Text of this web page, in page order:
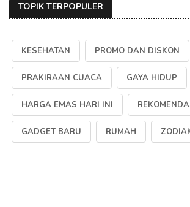
TOPIK TERPOPULER
KESEHATAN PROMO DAN DISKON
PRAKIRAAN CUACA GAYA HIDUP
HARGA EMAS HARI INI
GADGET BARU RUMAH